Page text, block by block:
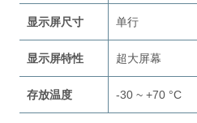
显示屏尺寸 单行
显示屏特性 超大屏幕
存放温度 -30 ~ +70 °C